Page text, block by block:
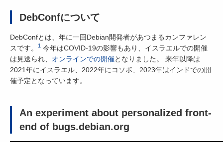
DebConfについて
DebConfとは、年に一回Debian開発者があつまるカンファレン
スです。
1 今年はCOVID-19の影響もあり、イスラエルでの開催
は見送られ、 オンラインでの開催となりました。 来年以降は
2021年にイスラエル、2022年にコソボ、2023年はインドでの開
催予定となっています。
An experiment about personalized front-
end of bugs.debian.org